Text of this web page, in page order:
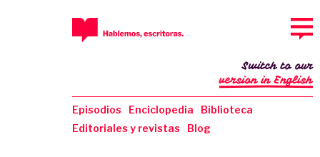
Episodios Enciclopedia
Biblioteca
Editoriales y revistas
Blog
Switch to our
version in English